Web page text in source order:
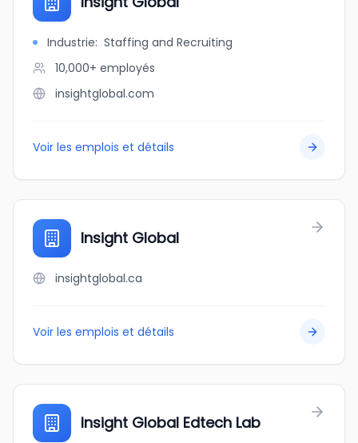
Industrie: Staffing and Recruiting
10,000+ employés
insightglobal.com
Voir les emplois et détails
Insight Global
insightglobal.ca
Voir les emplois et détails
Insight Global Edtech Lab